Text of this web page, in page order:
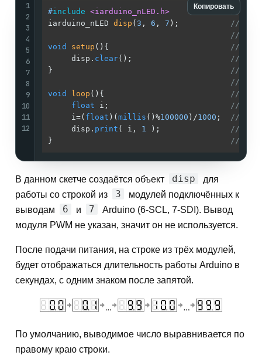
Копировать
1
2
3
4
5
6
7
8
9
10
11
12
#include <iarduino_nLED.h>
//
iarduino_nLED disp ( 3 , 6 , 7 ) ;
//
// В
void
setup () {
//
     disp.
clear();
//
}
//
//
void
loop () {
//
float i;
//
     i=(
float )( millis ()%100000 )/1000 ;
//
     disp.
print ( i, 1 );
//
}
//
В данном скетче создаётся объект disp
для
работы со строкой из
3
модулей подключённых к
выводам
6 и 7
Arduino (6-SCL, 7-SDI). Вывод
модуля PWM не указан, значит он не используется.
После подачи питания, на строке из трёх модулей,
будет отображаться длительность работы Arduino в
секундах, с одним знаком после запятой.
По умолчанию, выводимое число выравнивается по
правому краю строки.